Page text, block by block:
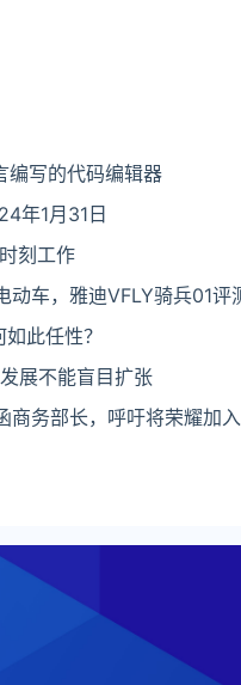
编写的代码编辑器
年1月31日
刻工作
动车，雅迪VFLY骑兵01评
此任性？
展不能盲目扩张
商务部长，呼吁将荣耀加